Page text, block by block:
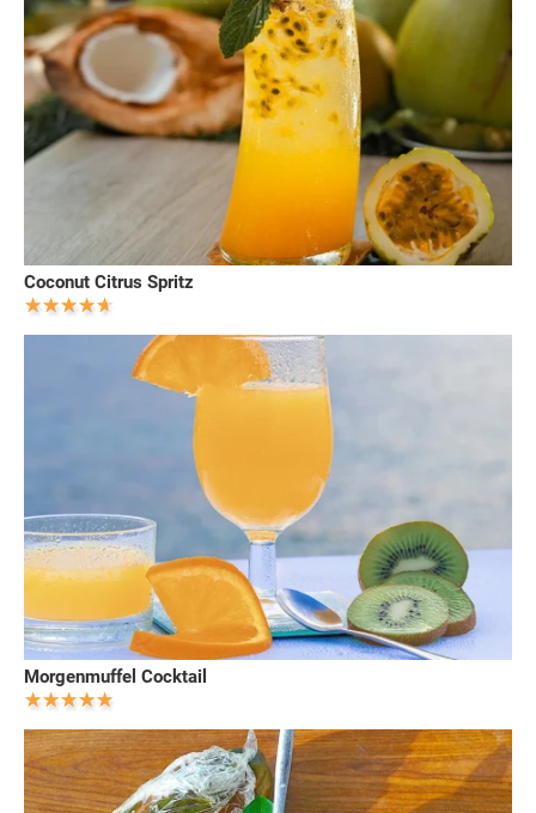
Coconut Citrus Spritz
Morgenmuffel Cocktail